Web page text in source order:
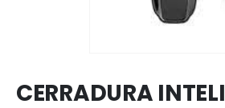
CERRADURA